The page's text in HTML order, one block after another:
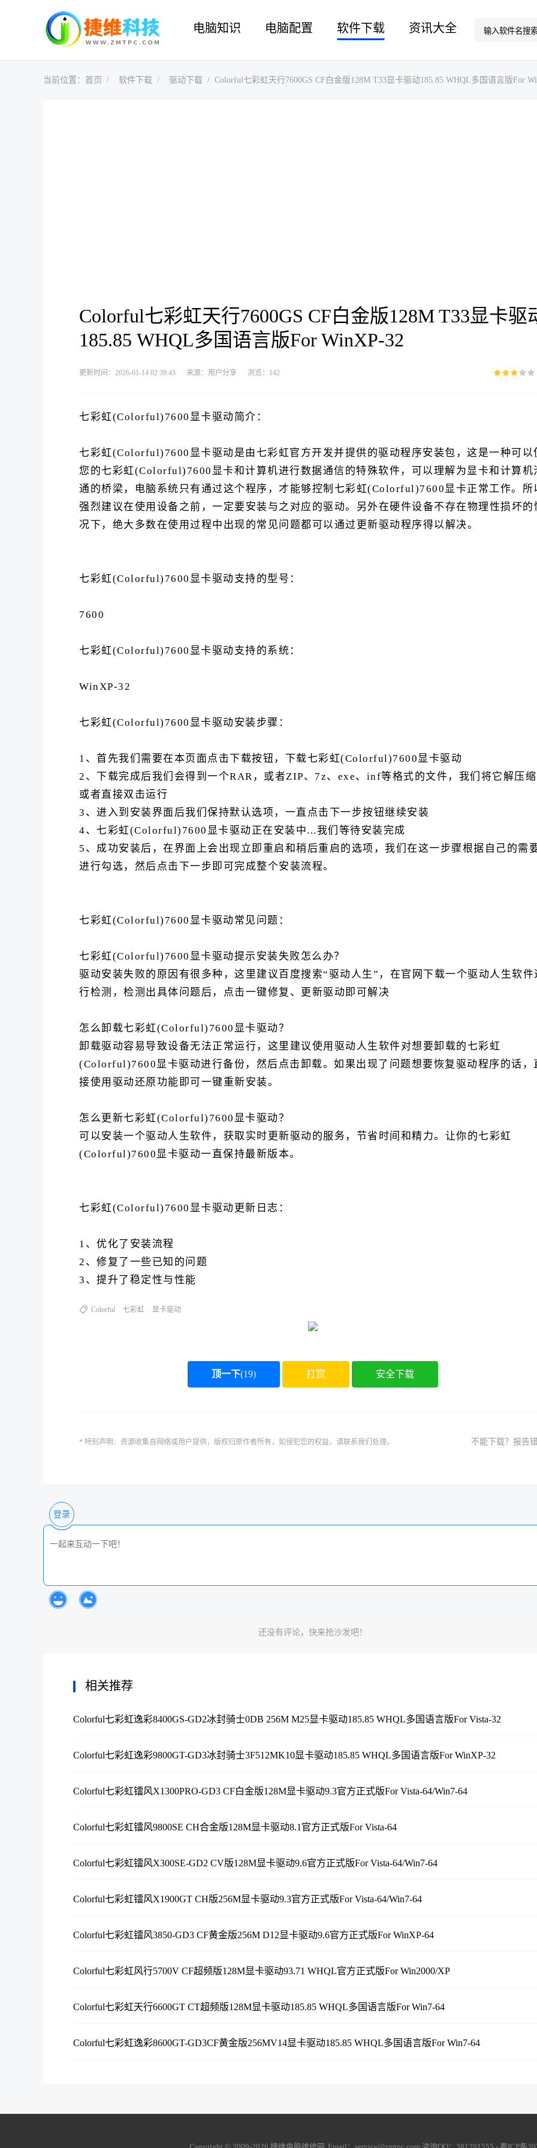
电脑知识 电脑配置 软件下载 资讯大全
当前位置： 首页 软件下载 驱动下载 Colorful七彩虹天行7600GS CF白金版128M T33显卡驱动185.85 WHQL多国语言版For
Colorful七彩虹天行7600GS CF白金版128M T33显卡驱
185.85 WHQL多国语言版For WinXP-32
更新时间：2026-01-14 02:39:43 来源：用户分享 浏览： 142
七彩虹(Colorful)7600显卡驱动简介：
七彩虹(Colorful)7600显卡驱动是由七彩虹官方开发并提供的驱动程序安装包，这是一种可以
您的七彩虹(Colorful)7600显卡和计算机进行数据通信的特殊软件，可以理解为显卡和计算机
通的桥梁，电脑系统只有通过这个程序，才能够控制七彩虹(Colorful)7600显卡正常工作。所
强烈建议在使用设备之前，一定要安装与之对应的驱动。另外在硬件设备不存在物理性损坏的
况下，绝大多数在使用过程中出现的常见问题都可以通过更新驱动程序得以解决。
七彩虹(Colorful)7600显卡驱动支持的型号：
7600
七彩虹(Colorful)7600显卡驱动支持的系统：
WinXP-32
七彩虹(Colorful)7600显卡驱动安装步骤：
1、首先我们需要在本页面点击下载按钮，下载七彩虹(Colorful)7600显卡驱动
2、下载完成后我们会得到一个RAR，或者ZIP、7z、exe、inf等格式的文件，我们将它解压缩
或者直接双击运行
3、进入到安装界面后我们保持默认选项，一直点击下一步按钮继续安装
4、七彩虹(Colorful)7600显卡驱动正在安装中...我们等待安装完成
5、成功安装后，在界面上会出现立即重启和稍后重启的选项，我们在这一步骤根据自己的需
进行勾选，然后点击下一步即可完成整个安装流程。
七彩虹(Colorful)7600显卡驱动常见问题：
七彩虹(Colorful)7600显卡驱动提示安装失败怎么办？
驱动安装失败的原因有很多种，这里建议百度搜索“驱动人生”，在官网下载一个驱动人生软件
行检测，检测出具体问题后，点击一键修复、更新驱动即可解决
怎么卸载七彩虹(Colorful)7600显卡驱动？
卸载驱动容易导致设备无法正常运行，这里建议使用驱动人生软件对想要卸载的七彩虹
(Colorful)7600显卡驱动进行备份，然后点击卸载。如果出现了问题想要恢复驱动程序的话，
接使用驱动还原功能即可一键重新安装。
怎么更新七彩虹(Colorful)7600显卡驱动？
可以安装一个驱动人生软件，获取实时更新驱动的服务，节省时间和精力。让你的七彩虹
(Colorful)7600显卡驱动一直保持最新版本。
七彩虹(Colorful)7600显卡驱动更新日志：
1、优化了安装流程
2、修复了一些已知的问题
3、提升了稳定性与性能
Colorful 七彩虹 显卡驱动
顶一下(19) 打赏 安全下载
* 特别声明：资源收集自网络或用户提供，版权归原作者所有，如侵犯您的权益，请联系我们处理。 不能下载？报告
登录
还没有评论，快来抢沙发吧！
相关推荐
Colorful七彩虹逸彩8400GS-GD2冰封骑士0DB 256M M25显卡驱动185.85 WHQL多国语言版For Vista-32
Colorful七彩虹逸彩9800GT-GD3冰封骑士3F512MK10显卡驱动185.85 WHQL多国语言版For WinXP-32
Colorful七彩虹镭风X1300PRO-GD3 CF白金版128M显卡驱动9.3官方正式版For Vista-64/Win7-64
Colorful七彩虹镭风9800SE CH合金版128M显卡驱动8.1官方正式版For Vista-64
Colorful七彩虹镭风X300SE-GD2 CV版128M显卡驱动9.6官方正式版For Vista-64/Win7-64
Colorful七彩虹镭风X1900GT CH版256M显卡驱动9.3官方正式版For Vista-64/Win7-64
Colorful七彩虹镭风3850-GD3 CF黄金版256M D12显卡驱动9.6官方正式版For WinXP-64
Colorful七彩虹风行5700V CF超频版128M显卡驱动93.71 WHQL官方正式版For Win2000/XP
Colorful七彩虹天行6600GT CT超频版128M显卡驱动185.85 WHQL多国语言版For Win7-64
Colorful七彩虹逸彩8600GT-GD3CF黄金版256MV14显卡驱动185.85 WHQL多国语言版For Win7-64